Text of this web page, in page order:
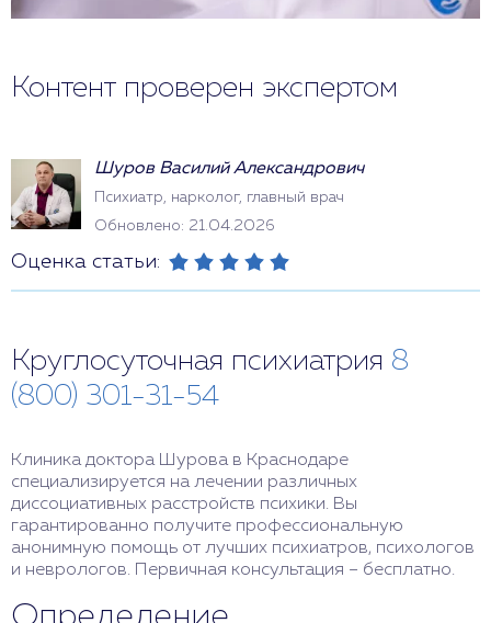
Контент проверен экспертом
Шуров Василий Александрович
Психиатр, нарколог, главный врач
Обновлено: 21.04.2026
Оценка статьи:
Круглосуточная психиатрия 8
(800) 301-31-54
Клиника доктора Шурова в Краснодаре
специализируется на лечении различных
диссоциативных расстройств психики. Вы
гарантированно получите профессиональную
анонимную помощь от лучших психиатров, психологов
и неврологов. Первичная консультация – бесплатно.